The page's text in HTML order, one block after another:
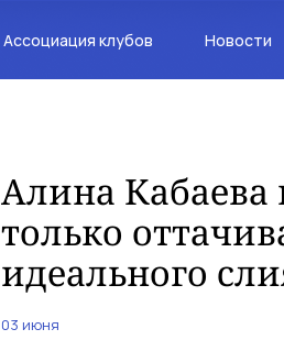
Ассоциация клубов Новости
Алина
только
идеального
03 июня